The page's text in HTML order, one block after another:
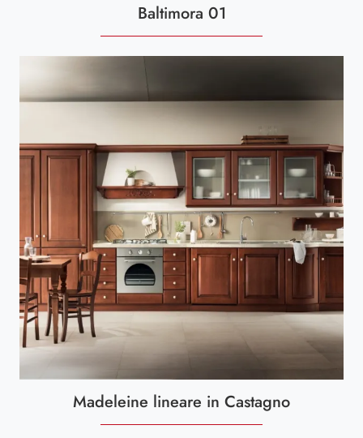
Baltimora 01
Madeleine lineare in Castagno